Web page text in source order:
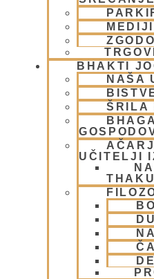
MEDIJI
BHAKTI
NAŠA
ŠRILA
UČITELJI
19 Eko-
17 junija, 2020
Preberi več »
Vir onesnaženja
negativne misli